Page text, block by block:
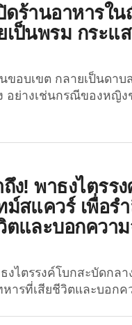
ดร้านอาหารใ
เป็นพรม กระแ
ขอบเขต กลายเป็นดา
อย่างเช่นกรณีของหญิง
กับหายนะ เพราะพฤติ
ะสัญลักษณ์ของชาติอื่น
ว “แนวหน้า” ในวันนี้
ว่าหญิงสาวชาวกัมพูชา
น ก่อนจะตกเป็นเป้าวิพ
นโลกออนไลน์ของไทย
มรู้สึก “รักชาติ” แบบสุดโ
ไปวางไว้บนพื้นหน้าร้าน
ากสถานการณ์ความตึงเ
างประเทศไทยและกัม
ง! พาธงไตรร
ม์สแควร์ เพื่อร
ตและบอกความ
งไตรรงค์โบกสะบัดกล
ารที่เสียชีวิตและบอกค